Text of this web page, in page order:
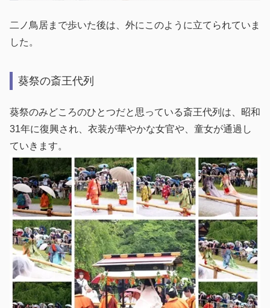
二ノ鳥居まで歩いた後は、外にこのように立てられていま
した。
葵祭の斎王代列
葵祭のみどころのひとつだと思っている斎王代列は、昭和
31年に復興され、衣装が華やかな女官や、童女が通過し
ていきます。